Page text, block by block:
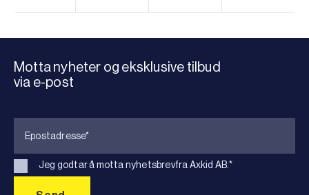
Motta nyheter og eksklusive tilbud
via e-post
Jeg godtar å motta nyhetsbrevfra Axkid AB.*